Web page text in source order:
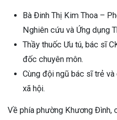
Bà Đinh Thị Kim Thoa –
Nghiên cứu và Ứng dụng
Thầy thuốc Ưu tú, bác sĩ
đốc chuyên môn.
Cùng đội ngũ bác sĩ trẻ và
xã hội.
Về phía phường Khương Đình,